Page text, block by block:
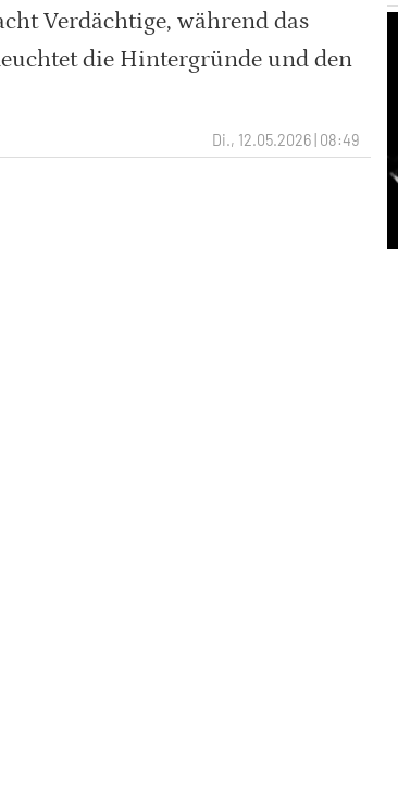
Verdächtige, während das
die Hintergründe und den
Di., 12.05.2026 | 08:49